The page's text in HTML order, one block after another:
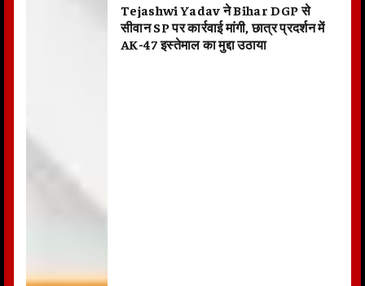
Tejashwi Yadav ने Bihar DGP से
सीवान SP पर कार्रवाई मांगी, छात्र प्रदर्शन में
AK-47 इस्तेमाल का मुद्दा उठाया